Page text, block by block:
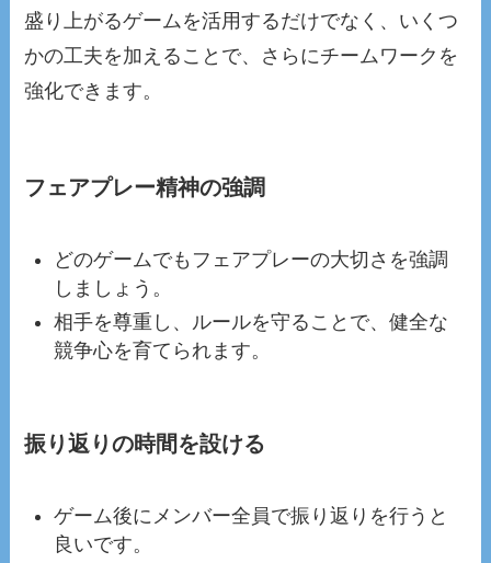
盛り上がるゲームを活用するだけでなく、いくつ
かの工夫を加えることで、さらにチームワークを
強化できます。
フェアプレー精神の強調
どのゲームでもフェアプレーの大切さを強調
しましょう。
相手を尊重し、ルールを守ることで、健全な
競争心を育てられます。
振り返りの時間を設ける
ゲーム後にメンバー全員で振り返りを行うと
良いです。